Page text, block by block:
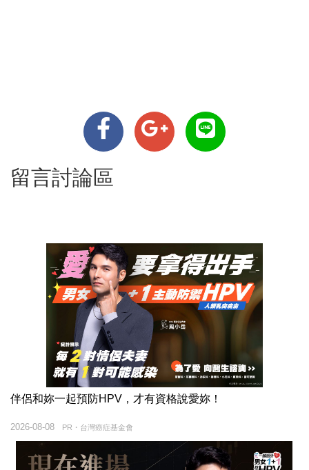
留言討論區
伴侶和妳一起預防HPV，才有資格說愛妳！
PR・台灣癌症基金會
2026-08-08